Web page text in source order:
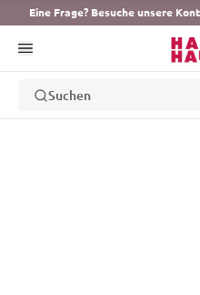
Eine Frage? Besuche unsere
Suchen